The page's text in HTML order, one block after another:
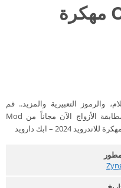
تحميل لعبة Onnect مهكرة
والرموز التعبيرية والمزيد.. قم
بتحميل لعبة تحميل لعبة Onnect - لعبة مطابقة الأزواج الآن مجاناً من Mod